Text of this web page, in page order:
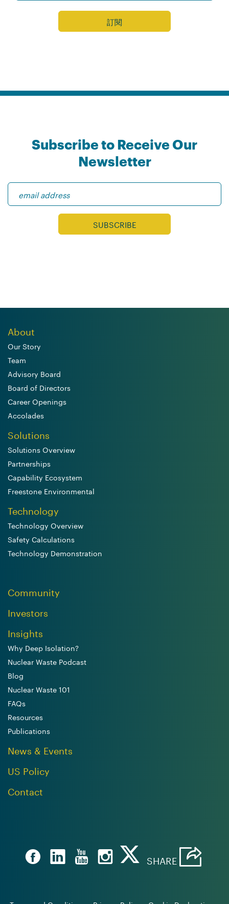
Subscribe to Receive Our
Newsletter
About
Our Story
Team
Advisory Board
Board of Directors
Career Openings
Accolades
Solutions
Solutions Overview
Partnerships
Capability Ecosystem
Freestone Environmental
Technology
Technology Overview
Safety Calculations
Technology Demonstration
Community
Investors
Insights
Why Deep Isolation?
Nuclear Waste Podcast
Blog
Nuclear Waste 101
FAQs
Resources
Publications
News & Events
US Policy
Contact
SHARE